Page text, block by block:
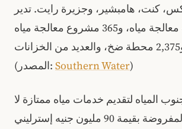
كنت، هامبشير، وجزيرة رايت. تدير
حالياً 89 عملية معالجة مياه، و365 مشروع معالجة مياه
صرف صحي، و2,375 محطة ضخ، والعديد من الخزانات.
(المصدر: Southern Water)
المياه لتقديم خدمات مياه ممتازة لا
يعكس الغرامة المفروضة بقيمة 90 مليون جنيه إسترليني